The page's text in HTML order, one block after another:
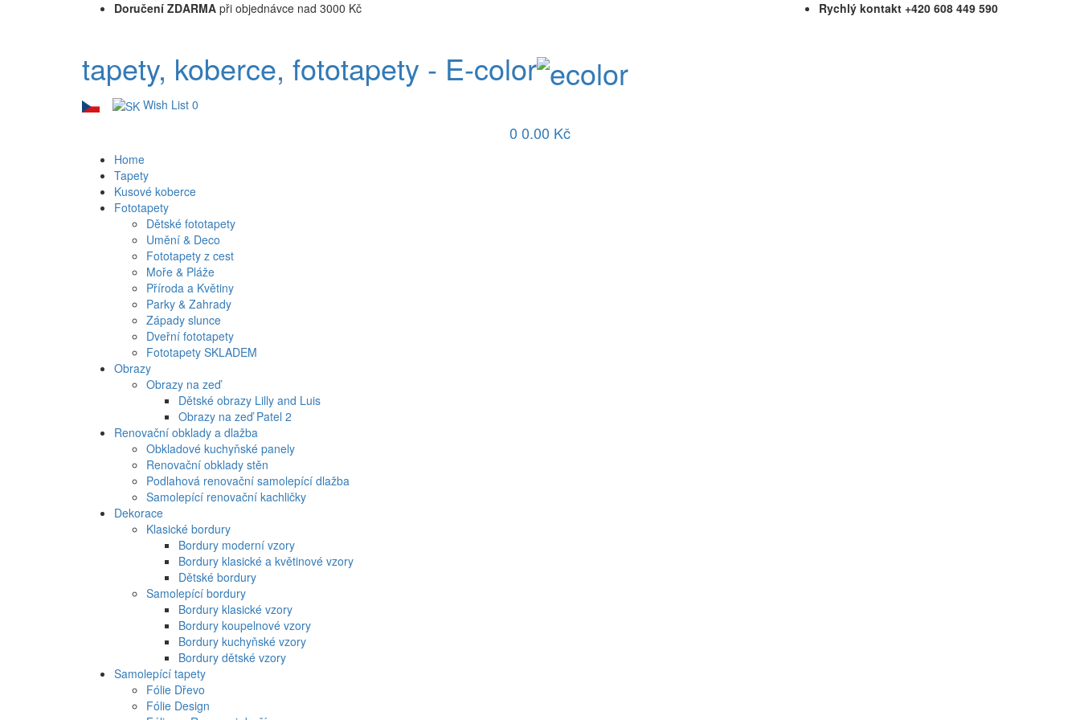
Doručení ZDARMA při objednávce nad 3000 Kč Rychlý kontakt +420 608 449 590
tapety, koberce, fototapety - E-color
Wish List 0
0 0.00 Kč
Home
Tapety
Kusové koberce
Fototapety
Dětské fototapety
Umění & Deco
Fototapety z cest
Moře & Pláže
Příroda a Květiny
Parky & Zahrady
Západy slunce
Dveřní fototapety
Fototapety SKLADEM
Obrazy
Obrazy na zeď
Dětské obrazy Lilly and Luis
Obrazy na zeď Patel 2
Renovační obklady a dlažba
Obkladové kuchyňské panely
Renovační obklady stěn
Podlahová renovační samolepící dlažba
Samolepící renovační kachličky
Dekorace
Klasické bordury
Bordury moderní vzory
Bordury klasické a květinové vzory
Dětské bordury
Samolepící bordury
Bordury klasické vzory
Bordury koupelnové vzory
Bordury kuchyňské vzory
Bordury dětské vzory
Samolepící tapety
Fólie Dřevo
Fólie Design